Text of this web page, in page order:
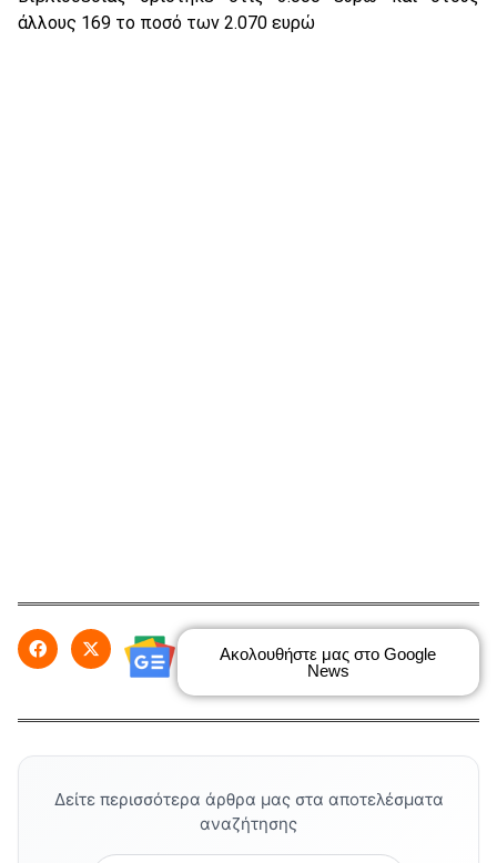
άλλους 169 το ποσό των 2.070 ευρώ
Ακολουθήστε μας στο Google
News
Δείτε περισσότερα άρθρα μας στα αποτελέσματα
αναζήτησης